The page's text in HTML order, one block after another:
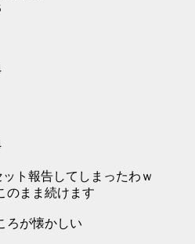
ト報告してしまったわｗ
のまま続けます
ろが懐かしい